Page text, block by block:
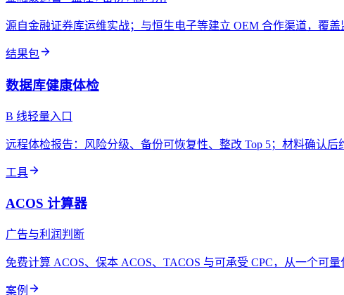
源自金融证券库运维实战；与恒生电子等建立 OEM 合作渠道，覆盖
结果包
数据库健康体检
B 线轻量入口
远程体检报告：风险分级、备份可恢复性、整改 Top 5；材料确认后
工具
ACOS 计算器
广告与利润判断
免费计算 ACOS、保本 ACOS、TACOS 与可承受 CPC，从一个可量
案例